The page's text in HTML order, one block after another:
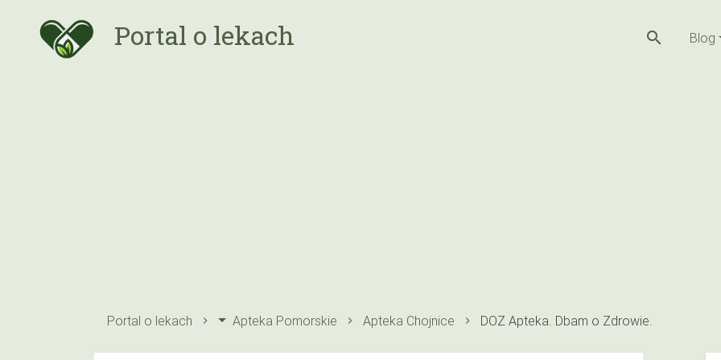
Portal o lekach search Blog
Portal o lekach Apteka Pomorskie Apteka Chojnice DOZ Apteka. Dbam o Zdrowie.